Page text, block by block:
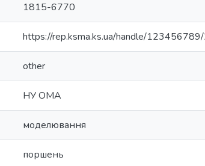
1815-6770
https://rep.ksma.ks.ua/handle/
other
НУ ОМА
моделювання
поршень